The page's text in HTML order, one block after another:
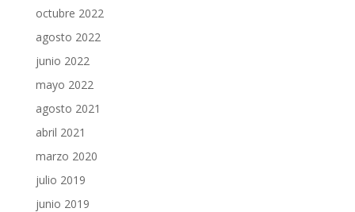
octubre 2022
agosto 2022
junio 2022
mayo 2022
agosto 2021
abril 2021
marzo 2020
julio 2019
junio 2019